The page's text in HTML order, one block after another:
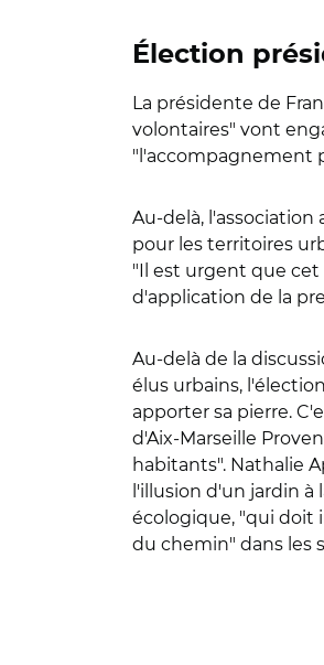
Élection
La présidente de
volontaires" vont
"l'accompagnement
Au-delà,
pour les territoires
"Il est urgent que cet
d'application de la
Au-delà de la
élus urbains,
apporter sa pierre.
d'Aix-Marseille
habitants". Nathalie
l'illusion d'un jardin
écologique, "qui doit
du chemin" dans les